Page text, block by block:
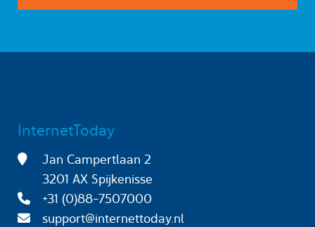
InternetToday
Jan Campertlaan 2
3201 AX Spijkenisse
+31 (0)88-7507000
support@internettoday.nl